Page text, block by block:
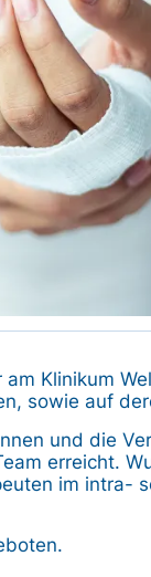
Klinikum
sowie auf
und die
erreicht.
im intra-